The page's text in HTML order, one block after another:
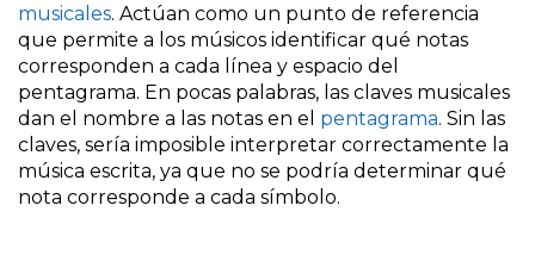
musicales. Actúan como un punto de referencia
que permite a los músicos identificar qué notas
corresponden a cada línea y espacio del
pentagrama. En pocas palabras, las claves musicales
dan el nombre a las notas en el pentagrama. Sin las
claves, sería imposible interpretar correctamente la
música escrita, ya que no se podría determinar qué
nota corresponde a cada símbolo.